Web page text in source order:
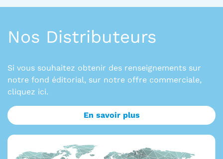
Nos Distributeurs
Si vous souhaitez obtenir des renseignements sur
notre fond éditorial, sur notre offre commerciale,
cliquez ici.
En savoir plus